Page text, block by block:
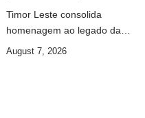
Timor Leste consolida
homenagem ao legado da
INTERFET com avanço de
August 7, 2026